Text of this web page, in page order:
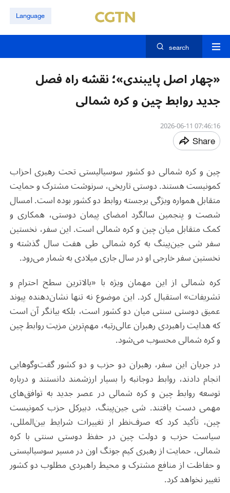
Language
search
«چهار اصل پایبندی»؛ نقشه راه فصل
جدید روابط چین و کره شمالی
07:46:16 2026-06-11
Share
چین و کره شمالی دو کشور سوسیالیستی تحت رهبری احزاب
کمونیست هستند. دوستی تاریخی، سرنوشت مشترک و حمایت
متقابل همواره ویژگی برجسته روابط دو کشور بوده است. امسال
شصت و پنجمین سالگرد امضای پیمان دوستی، همکاری و
کمک متقابل میان چین و کره شمالی است. این سفر، نخستین
سفر شی جین‌پینگ به کره شمالی طی هفت سال گذشته و
نخستین سفر خارجی او در سال جاری میلادی به شمار می‌رود.
کره شمالی از این مهمان ویژه با «بالاترین سطح احترام و
تشریفات» استقبال کرد. این موضوع نه تنها نشان‌دهنده پیوند
عمیق دوستی سنتی میان دو کشور است، بلکه بیانگر آن است
که هدایت راهبردی رهبران عالی‌رتبه، مهم‌ترین مزیت روابط چین
و کره شمالی محسوب می‌شود.
در جریان این سفر، رهبران دو حزب و دو کشور گفت‌وگوهایی
انجام دادند، روابط دوجانبه را بسیار ارزشمند دانستند و درباره
توسعه روابط چین و کره شمالی در عصر جدید به توافق‌های
مهمی دست یافتند. شی جین‌پینگ، دبیرکل حزب کمونیست
چین، تأکید کرد که صرف‌نظر از تغییرات شرایط بین‌المللی،
سیاست حزب و دولت چین در حفظ دوستی سنتی با کره
شمالی، حمایت از رهبری کیم جونگ اون در مسیر سوسیالیستی
و حفاظت از منافع مشترک و محیط راهبردی مطلوب دو کشور
تغییر نخواهد کرد.